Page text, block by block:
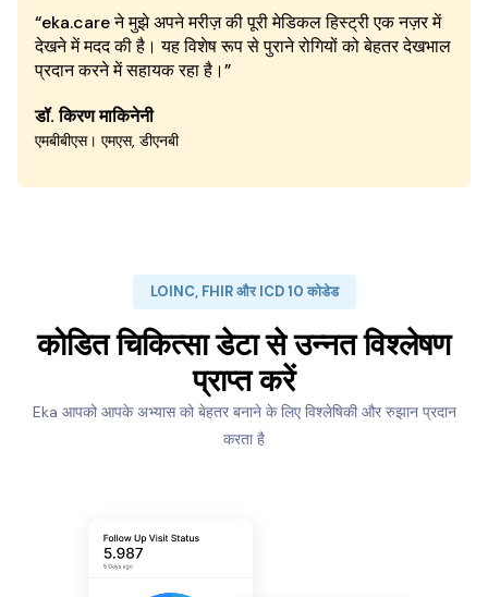
“eka.care ने मुझे अपने मरीज़ की पूरी मेडिकल हिस्ट्री एक नज़र में
देखने में मदद की है। यह विशेष रूप से पुराने रोगियों को बेहतर देखभाल
प्रदान करने में सहायक रहा है।”
डॉ. किरण माकिनेनी
एमबीबीएस। एमएस, डीएनबी
LOINC, FHIR और ICD 10 कोडेड
कोडित चिकित्सा डेटा से उन्नत विश्लेषण
प्राप्त करें
Eka आपको आपके अभ्यास को बेहतर बनाने के लिए विश्लेषिकी और रुझान प्रदान
करता है